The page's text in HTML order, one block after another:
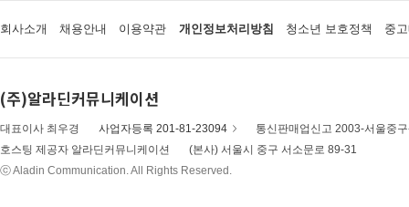
회사소개 채용안내 이용약관 개인정보처리방침 청소년 보호정책 중
(주)알라딘커뮤니케이션
대표이사 최우경 사업자등록 201-81-23094
통신판매업신고 2003-서울중
호스팅 제공자 알라딘커뮤니케이션
(본사) 서울시 중구 서소문로 89-31
ⓒ Aladin Communication. All Rights Reserved.